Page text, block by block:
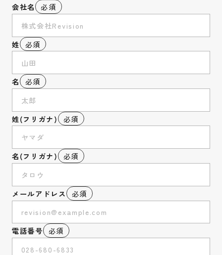
会社名 必須
姓 必須
名 必須
姓(フリガナ) 必須
名(フリガナ) 必須
メールアドレス 必須
電話番号 必須